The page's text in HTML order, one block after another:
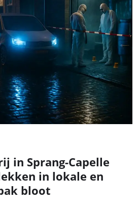
in Sprang-Capelle
in lokale en
bloot